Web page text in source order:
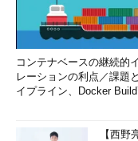
コンテナベースの継続的
レーションの利点／課題
イプライン、Docker
【西